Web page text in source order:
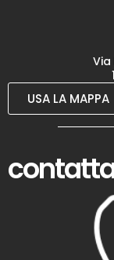
Via
USA LA MAPPA